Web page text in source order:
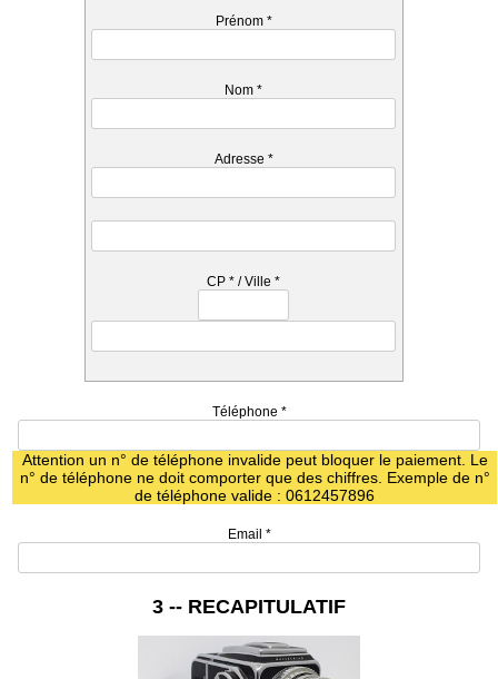
Prénom *
Nom *
Adresse *
CP * / Ville *
Téléphone *
Attention un n° de téléphone invalide peut bloquer le paiement. Le
n° de téléphone ne doit comporter que des chiffres. Exemple de n°
de téléphone valide : 0612457896
Email *
3 -- RECAPITULATIF